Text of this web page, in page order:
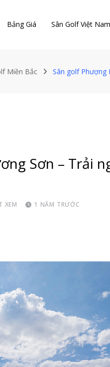
Bảng Giá Sân Golf Việt Nam
Miền Bắc Sân golf Phượng
Sơn – Trải
XEM 1 NĂM TRƯỚC